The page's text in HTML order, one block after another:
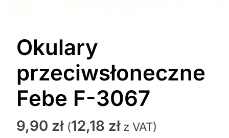
Okulary
przeciwsłoneczne
Febe F-3067
9,90 zł (12,18 złz VAT)